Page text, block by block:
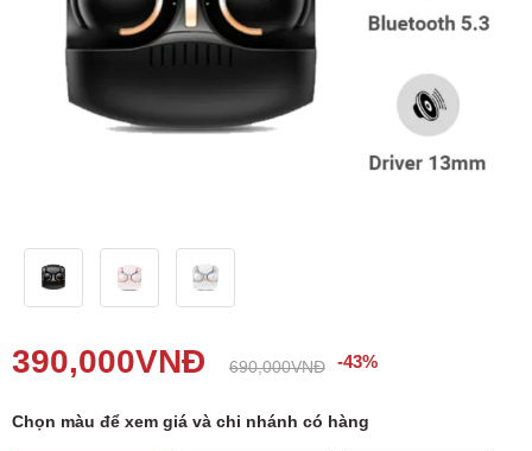
Tổng đài:
1800.6729 (miễn phí)
(Giờ làm việc: 08h00 - 21h00)
Giới thiệu
Viện Di Động
Tin công nghệ
390,000VNĐ 690,000VNĐ -43%
Chọn màu để xem giá và chi nhánh có hàng